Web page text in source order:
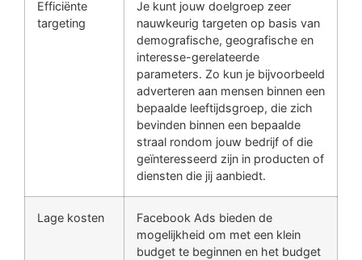
Efficiënte
targeting
Je kunt jouw doelgroep zeer
nauwkeurig targeten op basis van
demografische, geografische en
interesse-gerelateerde
parameters. Zo kun je bijvoorbeeld
adverteren aan mensen binnen een
bepaalde leeftijdsgroep, die zich
bevinden binnen een bepaalde
straal rondom jouw bedrijf of die
geïnteresseerd zijn in producten of
diensten die jij aanbiedt.
Lage kosten
Facebook Ads bieden de
mogelijkheid om met een klein
budget te beginnen en het budget